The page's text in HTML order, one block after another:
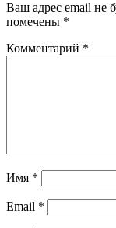
Ваш адрес email не
помечены *
Комментарий *
Имя *
Email *